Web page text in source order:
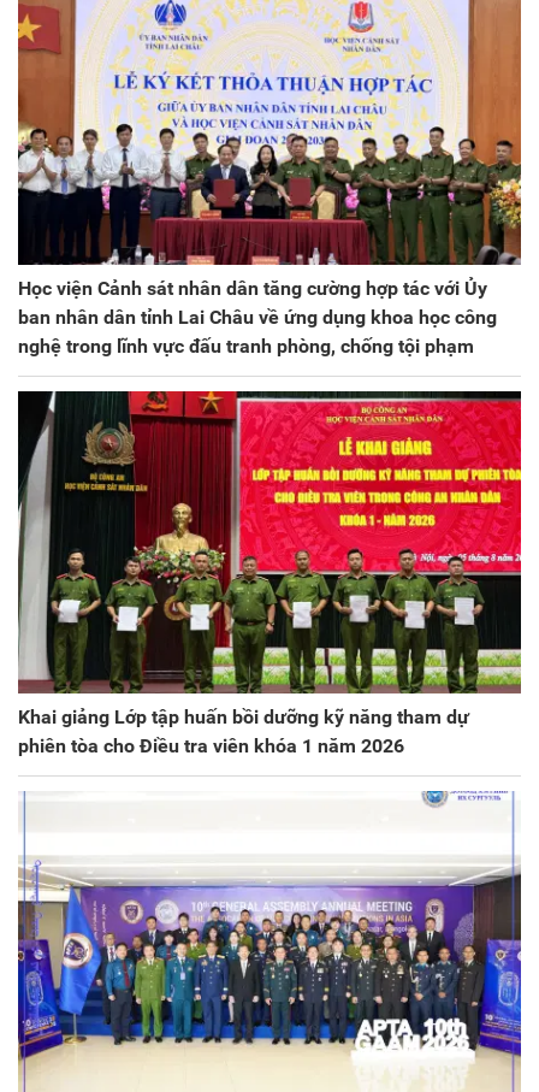
Học viện Cảnh sát nhân dân tăng cường hợp tác với Ủy
ban nhân dân tỉnh Lai Châu về ứng dụng khoa học công
nghệ trong lĩnh vực đấu tranh phòng, chống tội phạm
Khai giảng Lớp tập huấn bồi dưỡng kỹ năng tham dự
phiên tòa cho Điều tra viên khóa 1 năm 2026